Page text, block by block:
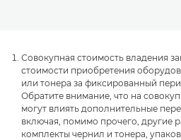
Совокупная стоимость владения
стоимости приобретения
или тонера за фиксированный
Обратите внимание, что на
могут влиять дополнительные
включая, помимо прочего, другие
комплекты чернил и тонера,